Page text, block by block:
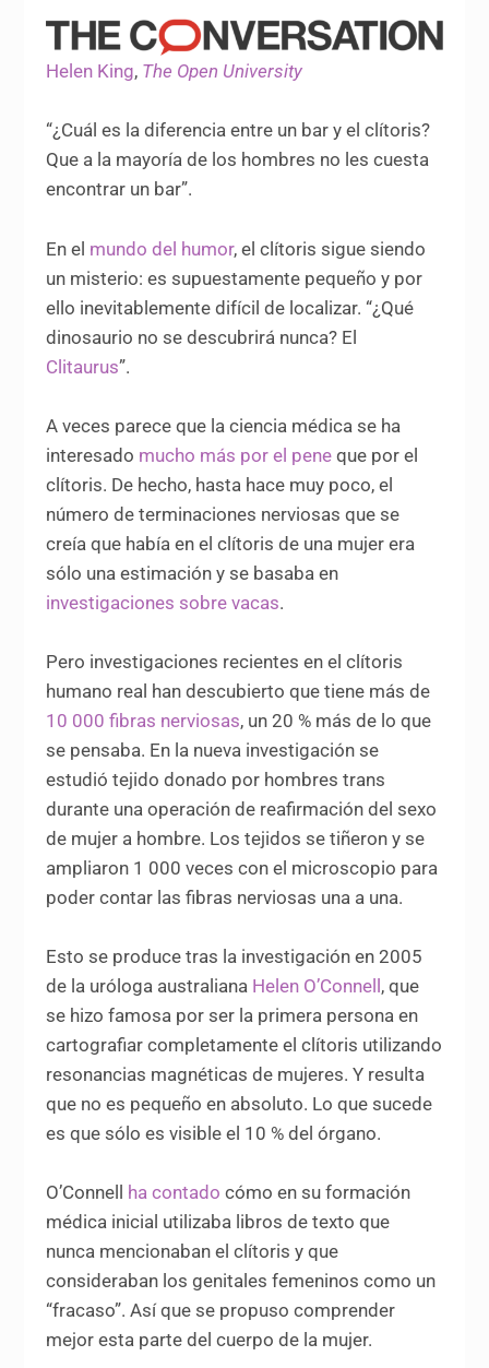
Helen King, The Open University
“¿Cuál es la diferencia entre un bar y el clítoris?
Que a la mayoría de los hombres no les cuesta
encontrar un bar”.
En el mundo del humor, el clítoris sigue siendo
un misterio: es supuestamente pequeño y por
ello inevitablemente difícil de localizar. “¿Qué
dinosaurio no se descubrirá nunca? El
Clitaurus”.
A veces parece que la ciencia médica se ha
interesado mucho más por el pene que por el
clítoris. De hecho, hasta hace muy poco, el
número de terminaciones nerviosas que se
creía que había en el clítoris de una mujer era
sólo una estimación y se basaba en
investigaciones sobre vacas.
Pero investigaciones recientes en el clítoris
humano real han descubierto que tiene más de
10 000 fibras nerviosas, un 20 % más de lo que
se pensaba. En la nueva investigación se
estudió tejido donado por hombres trans
durante una operación de reafirmación del sexo
de mujer a hombre. Los tejidos se tiñeron y se
ampliaron 1 000 veces con el microscopio para
poder contar las fibras nerviosas una a una.
Esto se produce tras la investigación en 2005
de la uróloga australiana Helen O’Connell , que
se hizo famosa por ser la primera persona en
cartografiar completamente el clítoris utilizando
resonancias magnéticas de mujeres. Y resulta
que no es pequeño en absoluto. Lo que sucede
es que sólo es visible el 10 % del órgano.
O’Connell ha contado cómo en su formación
médica inicial utilizaba libros de texto que
nunca mencionaban el clítoris y que
consideraban los genitales femeninos como un
“fracaso”. Así que se propuso comprender
mejor esta parte del cuerpo de la mujer.